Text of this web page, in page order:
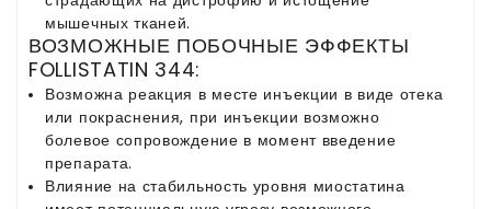
мышечных тканей.
ВОЗМОЖНЫЕ ПОБОЧНЫЕ ЭФФЕКТЫ
FOLLISTATIN 344:
Возможна реакция в месте инъекции в виде отека
или покраснения, при инъекции возможно
болевое сопровождение в момент введение
препарата.
Влияние на стабильность уровня миостатина